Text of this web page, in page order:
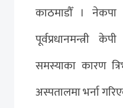
काठमाडौँ ।
पूर्वप्रधानमन्त्री
समस्याका कारण
अस्पतालमा भर्ना